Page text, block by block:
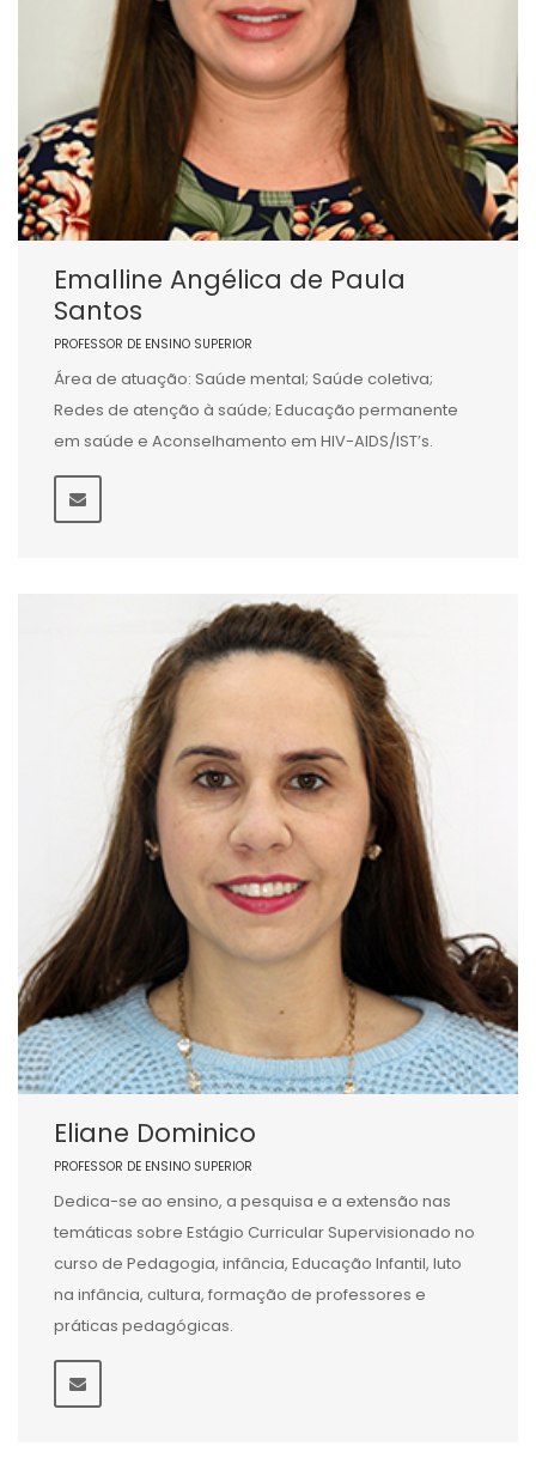
Emalline Angélica de Paula
Santos
PROFESSOR DE ENSINO SUPERIOR
Área de atuação: Saúde mental; Saúde coletiva;
Redes de atenção à saúde; Educação permanente
em saúde e Aconselhamento em HIV-AIDS/IST’s.
Eliane Dominico
PROFESSOR DE ENSINO SUPERIOR
Dedica-se ao ensino, a pesquisa e a extensão nas
temáticas sobre Estágio Curricular Supervisionado no
curso de Pedagogia, infância, Educação Infantil, luto
na infância, cultura, formação de professores e
práticas pedagógicas.